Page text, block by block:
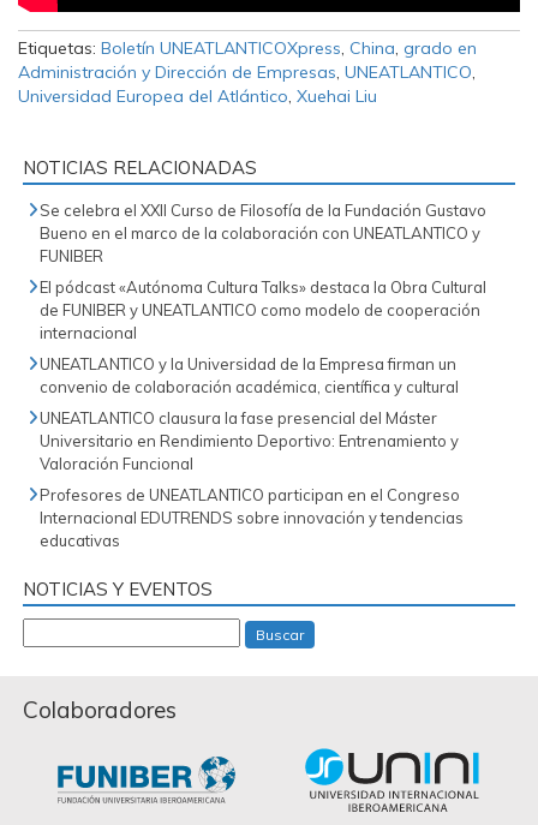
Etiquetas: Boletín UNEATLANTICOXpress, China, grado en
Administración y Dirección de Empresas, UNEATLANTICO,
Universidad Europea del Atlántico, Xuehai Liu
NOTICIAS RELACIONADAS
Se celebra el XXII Curso de Filosofía de la Fundación Gustavo
Bueno en el marco de la colaboración con UNEATLANTICO y
FUNIBER
El pódcast «Autónoma Cultura Talks» destaca la Obra Cultural
de FUNIBER y UNEATLANTICO como modelo de cooperación
internacional
UNEATLANTICO y la Universidad de la Empresa firman un
convenio de colaboración académica, científica y cultural
UNEATLANTICO clausura la fase presencial del Máster
Universitario en Rendimiento Deportivo: Entrenamiento y
Valoración Funcional
Profesores de UNEATLANTICO participan en el Congreso
Internacional EDUTRENDS sobre innovación y tendencias
educativas
NOTICIAS Y EVENTOS
Buscar
Colaboradores